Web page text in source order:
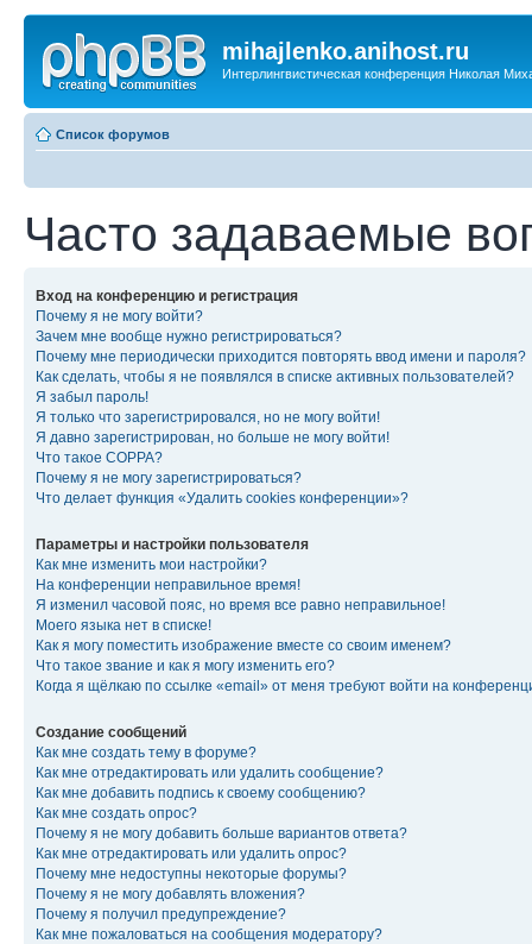
mihajlenko.anihost.ru
Интерлингвистическая конференция Николая
Список форумов
Часто задаваемые
Вход на конференцию и регистрация
Почему я не могу войти?
Зачем мне вообще нужно регистрироваться?
Почему мне периодически приходится повторять ввод имени и пароля?
Как сделать, чтобы я не появлялся в списке активных пользователей?
Я забыл пароль!
Я только что зарегистрировался, но не могу войти!
Я давно зарегистрирован, но больше не могу войти!
Что такое COPPA?
Почему я не могу зарегистрироваться?
Что делает функция «Удалить cookies конференции»?
Параметры и настройки пользователя
Как мне изменить мои настройки?
На конференции неправильное время!
Я изменил часовой пояс, но время все равно неправильное!
Моего языка нет в списке!
Как я могу поместить изображение вместе со своим именем?
Что такое звание и как я могу изменить его?
Когда я щёлкаю по ссылке «email» от меня требуют войти на
Создание сообщений
Как мне создать тему в форуме?
Как мне отредактировать или удалить сообщение?
Как мне добавить подпись к своему сообщению?
Как мне создать опрос?
Почему я не могу добавить больше вариантов ответа?
Как мне отредактировать или удалить опрос?
Почему мне недоступны некоторые форумы?
Почему я не могу добавлять вложения?
Почему я получил предупреждение?
Как мне пожаловаться на сообщения модератору?